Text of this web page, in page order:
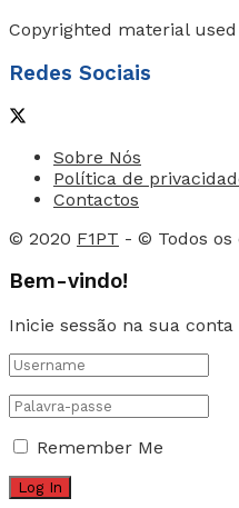
Copyrighted material
Redes Sociais
Sobre Nós
Política de
Contactos
© 2020 F1PT - © Todos os
Bem-vindo!
Inicie sessão na sua conta
Remember Me